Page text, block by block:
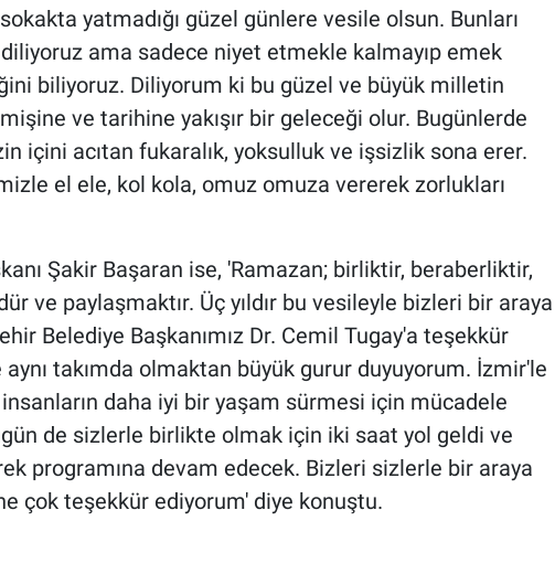
yatmadığı güzel günlere vesile olsun. Bunları
ama sadece niyet etmekle kalmayıp emek
biliyoruz. Diliyorum ki bu güzel ve büyük milletin
ve tarihine yakışır bir geleceği olur. Bugünlerde
içini acıtan fukaralık, yoksulluk ve işsizlik sona erer.
el ele, kol kola, omuz omuza vererek zorlukları
Şakir Başaran ise, 'Ramazan; birliktir, beraberliktir,
ve paylaşmaktır. Üç yıldır bu vesileyle bizleri bir araya
Belediye Başkanımız Dr. Cemil Tugay'a teşekkür
takımda olmaktan büyük gurur duyuyorum. İzmir'le
daha iyi bir yaşam sürmesi için mücadele
de sizlerle birlikte olmak için iki saat yol geldi ve
programına devam edecek. Bizleri sizlerle bir araya
çok teşekkür ediyorum' diye konuştu.